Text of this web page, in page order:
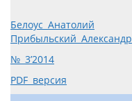
Белоус Анатолий
Прибыльский Александр
№ 3’2014
PDF версия